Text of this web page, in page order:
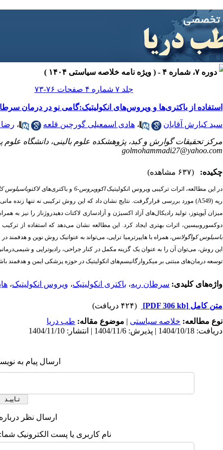
دوره ۷، شماره ۴ - ( ویژه نامه خلاصه سیاستی ۱۴۰۴ )
جلد ۷ شماره ۴ صفحات ۷۶-۷۳
استفاده از باکتری‌ها و ویروس‌های انکولیتیک:گامی نو در درمان
سید کیارش آقایان ، هادی اسمعیلی گورچین قلعه ،
مرکز تحقیقات گوارش و کبد، پژوهشکده علوم بالینی، دانشگاه علوم
golmohammadi27@yahoo.com
چکیده: (۶۳۷ مشاهده)
در این مطالعه، اثرات ترکیبی ویروس انکولیتیکاکوویروس-6 و باکتری‌هایلاکتوباسیلوس
ریه (A549
) مورد بررسی قرارگرفت. نتایج نشان داد که این روش ترکیبی نه تنها زنده
میزان آپوپتوز، تولید رادیکال‌های آزاد اکسیژن و آزادسازی لاکتات دهیدروژناز را نیز
دوکسوروبیسین، اثرات بهتری ایجاد کرد. این مطالعه نشان می‌دهد که استفاده از ترکیب
باسیلوس کواگولانس، همراه با هایپرترمیا تراپی، می‌تواند به عنوانیک روش نوین و
این روش، می‌توان آن را به عنوان یک گزینه مکمل در کنار جراحی، رادیوتراپی و
توسعه درمان‌های مبتنی بر میکروارگانیسم‌های انکولیتیک در حوزه پزشکی ایمن و هدفمند
واژه‌های کلیدی: سرطان ریه، باکتری انکولیتیک، ویروس انکولیتیک،
متن کامل [PDF 306 kb]
(۴۲۴ دریافت)
نوع مطالعه: خلاصه سیاستی | موضوع مقاله: طب دریا
دریافت: 1404/10/18 | پذیرش: 1404/11/6 | انتشار: 1404/11/10
ارسال پیام به
ارسال نظر
نام کاربری یا پست الکترونیک شما: